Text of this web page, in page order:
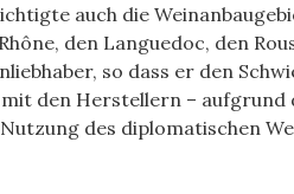
auch die
den Languedoc, den
so dass er den
den Herstellern – aufgrund
des diplomatischen